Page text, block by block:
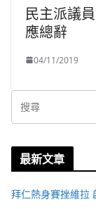
民主派議
應總辭
04/11/2019
最新文章
拜仁熱身賽挫維拉